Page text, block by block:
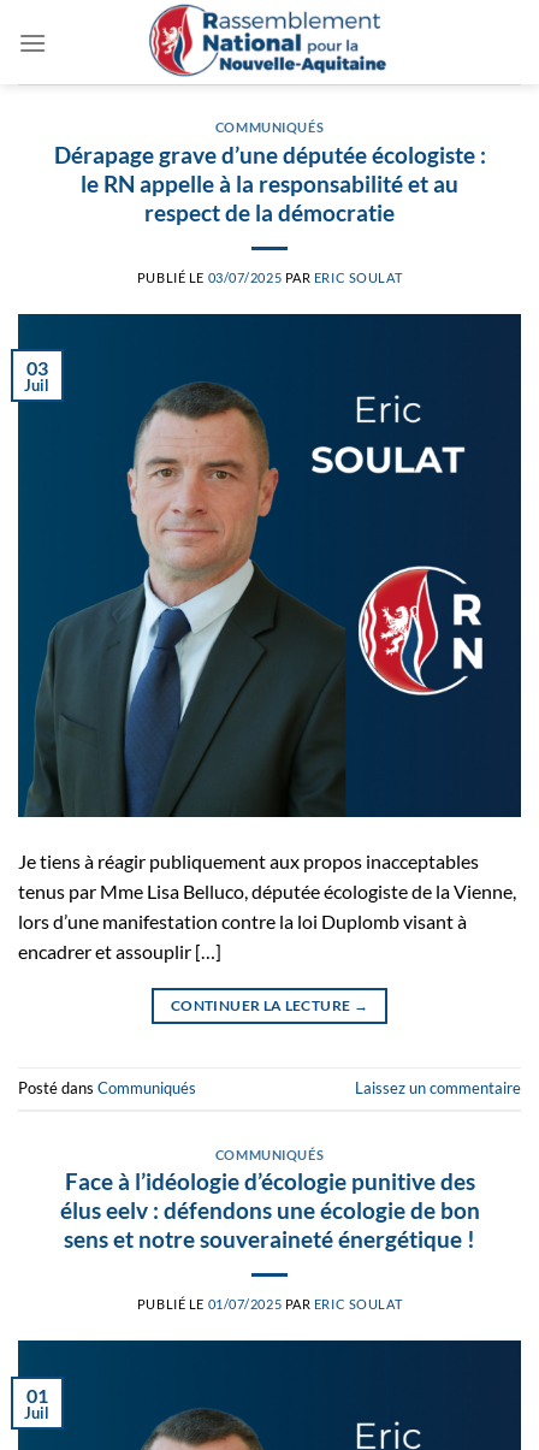
COMMUNIQUÉS
Dérapage grave d’une députée écologiste :
le RN appelle à la responsabilité et au
respect de la démocratie
PUBLIÉ LE 03/07/2025 PAR ERIC SOULAT
03
Juil
Je tiens à réagir publiquement aux propos inacceptables
tenus par Mme Lisa Belluco, députée écologiste de la Vienne,
lors d’une manifestation contre la loi Duplomb visant à
encadrer et assouplir […]
CONTINUER LA LECTURE →
Posté dans Communiqués Laissez un commentaire
COMMUNIQUÉS
Face à l’idéologie d’écologie punitive des
élus eelv : défendons une écologie de bon
sens et notre souveraineté énergétique !
PUBLIÉ LE 01/07/2025 PAR ERIC SOULAT
01
Juil